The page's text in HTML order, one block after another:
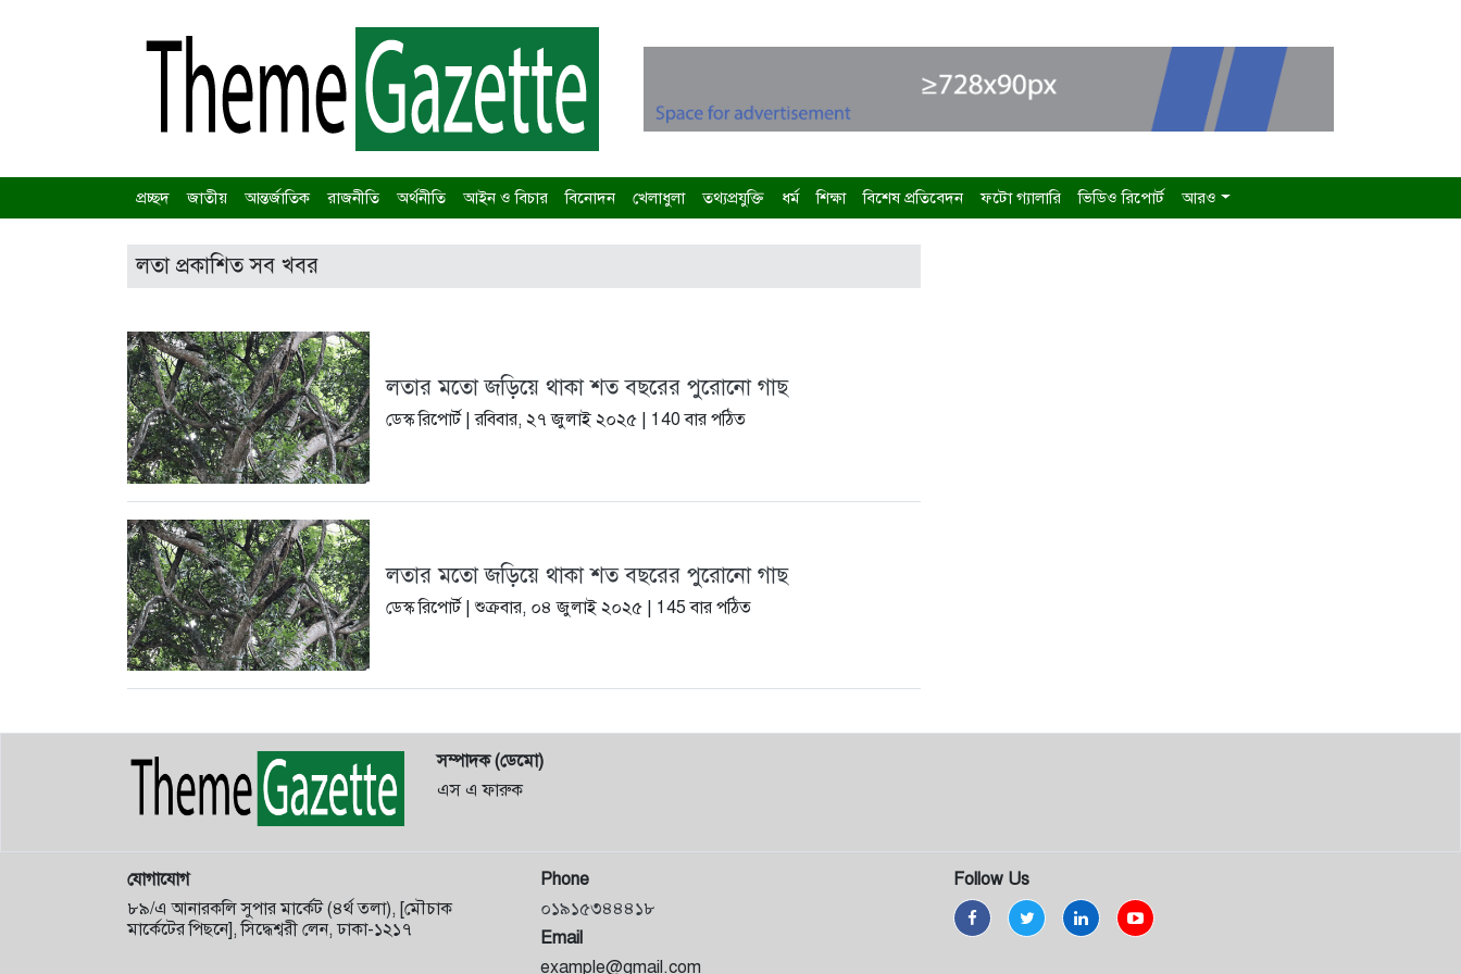
প্রচ্ছদ জাতীয় আন্তর্জাতিক রাজনীতি অর্থনীতি আইন ও বিচার বিনোদন খেলাধুলা তথ্যপ্রযুক্তি ধর্ম শিক্ষা বিশেষ প্রতিবেদন ফটো গ্যালারি ভিডিও রিপোর্ট আরও
লতা প্রকাশিত সব খবর
লতার মতো জড়িয়ে থাকা শত বছরের পুরোনো গাছ
ডেস্ক রিপোর্ট | রবিবার, ২৭ জুলাই ২০২৫ | 140 বার পঠিত
লতার মতো জড়িয়ে থাকা শত বছরের পুরোনো গাছ
ডেস্ক রিপোর্ট | শুক্রবার, ০৪ জুলাই ২০২৫ | 145 বার পঠিত
সম্পাদক (ডেমো)
এস এ ফারুক
যোগাযোগ
৮৯/এ আনারকলি সুপার মার্কেট (৪র্থ তলা), [মৌচাক
মার্কেটের পিছনে], সিদ্ধেশ্বরী লেন, ঢাকা-১২১৭
Phone
০১৯১৫৩৪৪৪১৮
Email
example@gmail.com
Follow Us